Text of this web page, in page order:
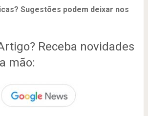
Sugestões podem deixar nos
Receba novidades
mão: